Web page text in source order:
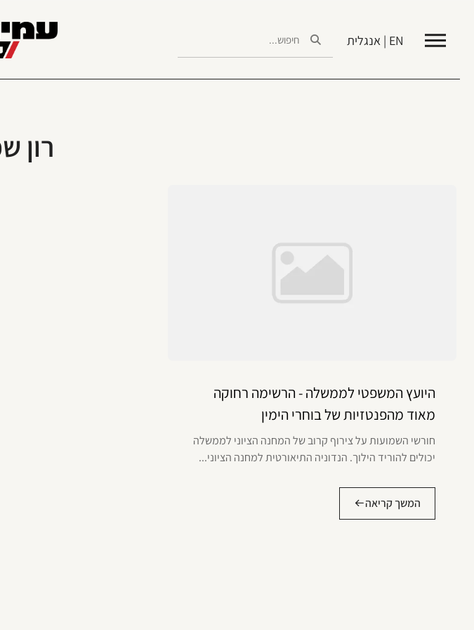
EN | אנגלית
רון
היועץ המשפטי לממשלה - הרשימה רחוקה
מאוד מהפנטזיות של בוחרי הימין
חורשי השמועות על צירוף קרוב של המחנה הציוני לממשלה
יכולים להוריד הילוך. הנדוניה התיאורטית למחנה הציוני...
המשך קריאה